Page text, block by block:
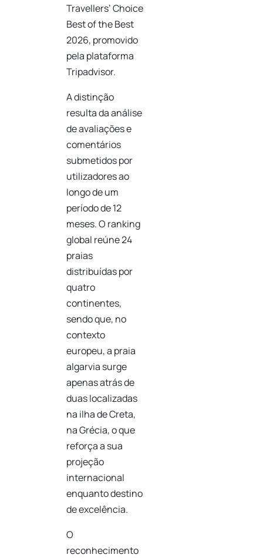
Travellers’ Choice
Best of the Best
2026, promovido
pela plataforma
Tripadvisor.
A distinção
resulta da análise
de avaliações e
comentários
submetidos por
utilizadores ao
longo de um
período de 12
meses. O ranking
global reúne 24
praias
distribuídas por
quatro
continentes,
sendo que, no
contexto
europeu, a praia
algarvia surge
apenas atrás de
duas localizadas
na ilha de Creta,
na Grécia, o que
reforça a sua
projeção
internacional
enquanto destino
de excelência.
O
reconhecimento